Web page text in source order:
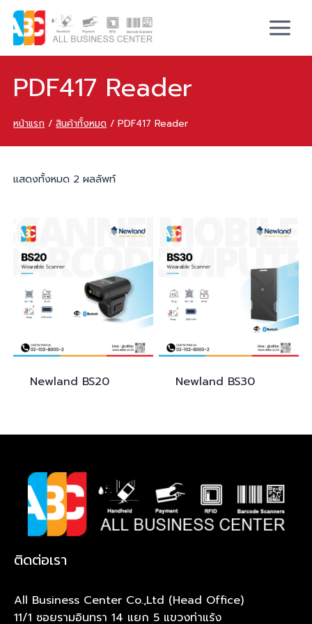
PDF417 Reader
หน้าแรก / สินค้าทั้งหมด / PDF417 Reader
แสดงทั้งหมด 2 ผลลัพท์
Newland BS20 Newland BS30
ติดต่อเรา
All Business Center Co.,Ltd (Head Office)
11/1 ซอยรามอินทรา 14 แยก 5 แขวงท่าแร้ง